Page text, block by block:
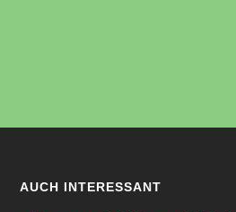
AUCH INTERESSANT